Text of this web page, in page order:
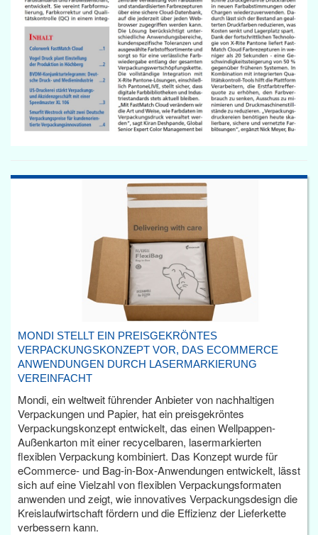
MONDI STELLT EIN PREISGEKRÖNTES
VERPACKUNGSKONZEPT VOR, DAS ECOMMERCE
ANWENDUNGEN DURCH LASERMARKIERUNG
VEREINFACHT
Mondi, ein weltweit führender Anbieter von nachhaltigen
Verpackungen und Papier, hat ein preisgekröntes
Verpackungskonzept entwickelt, das einen Wellpappen-
Außenkarton mit einer recycelbaren, lasermarkierten
flexiblen Verpackung kombiniert. Das Konzept wurde für
eCommerce- und Bag-in-Box-Anwendungen entwickelt, lässt
sich auf eine Vielzahl von flexiblen Verpackungsformaten
anwenden und zeigt, wie innovatives Verpackungsdesign die
Kreislaufwirtschaft fördern und die Effizienz der Lieferkette
verbessern kann.